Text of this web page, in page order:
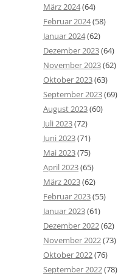
März 2024(64)
Februar 2024(58)
Januar 2024(62)
Dezember 2023(64)
November 2023(62)
Oktober 2023(63)
September 2023(69)
August 2023(60)
Juli 2023(72)
Juni 2023(71)
Mai 2023(75)
April 2023(65)
März 2023(62)
Februar 2023(55)
Januar 2023(61)
Dezember 2022(62)
November 2022(73)
Oktober 2022(76)
September 2022(78)